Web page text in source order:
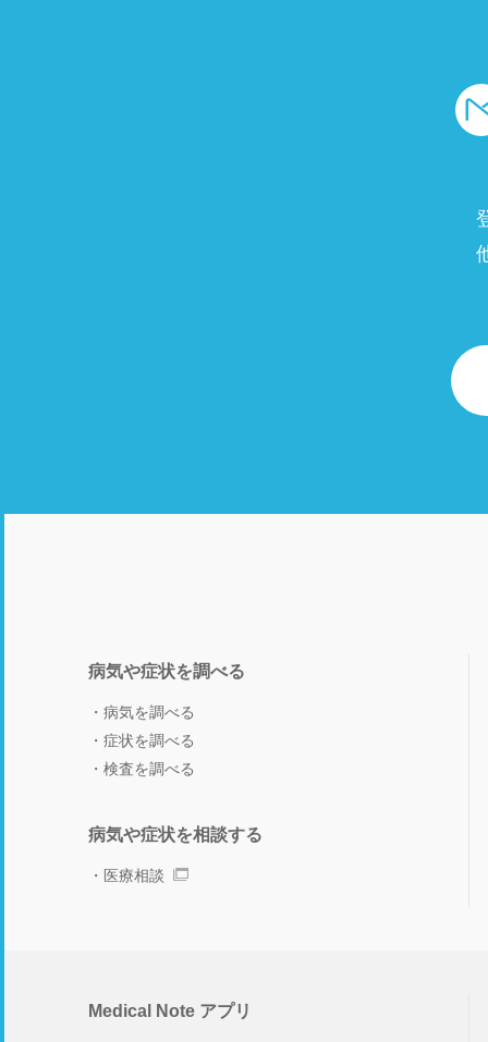
病気や症状を調べる
病気を調べる
症状を調べる
検査を調べる
病気や症状を相談する
医療相談
Medical Note アプリ